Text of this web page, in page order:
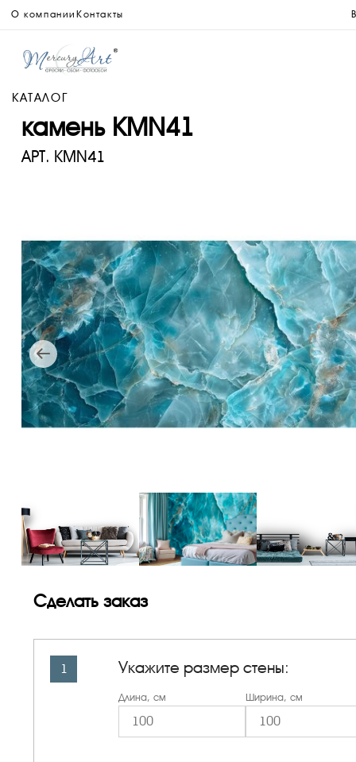
О компании Контакты
КАТАЛОГ
камень KMN41
АРТ. KMN41
Сделать заказ
1 Укажите размер стены:
Длина, см Ширина, см